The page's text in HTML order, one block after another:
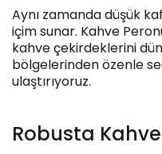
Aynı zamanda düşük
içim sunar. Kahve
kahve çekirdeklerini
bölgelerinden özenle
ulaştırıyoruz.
Robusta